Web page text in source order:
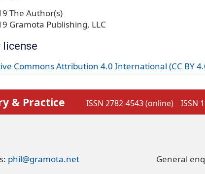
The Author(s)
Gramota Publishing, LLC
license
Commons Attribution 4.0 International (CC BY
& Practice ISSN 2782-4543 (online) ISSN
phil@gramota.net General